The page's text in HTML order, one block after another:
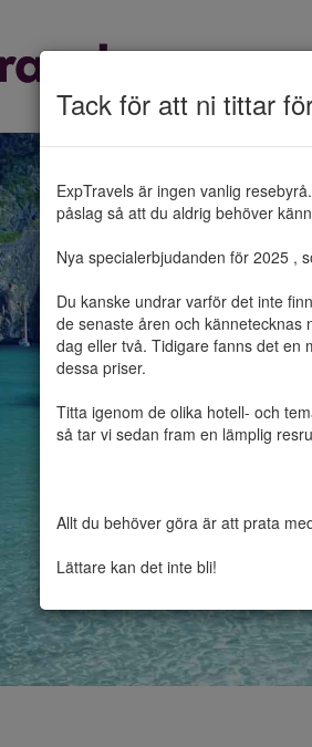
Tack för att ni tittar
ExpTravels är ingen vanlig
påslag så att du aldrig behöver
Nya specialerbjudanden för 2025 ,
Du kanske undrar varför det inte
de senaste åren och kännetecknas
dag eller två. Tidigare fanns det en
dessa priser.
Titta igenom de olika hotell- och
så tar vi sedan fram en lämplig
Allt du behöver göra är att prata
Lättare kan det inte bli!